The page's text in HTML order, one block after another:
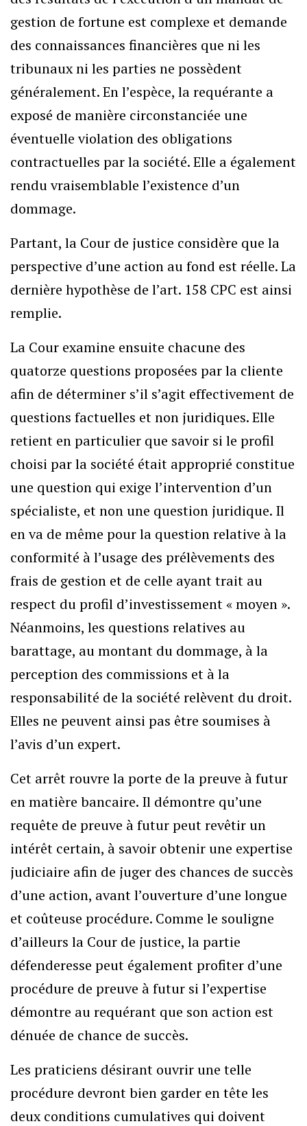
gestion de fortune est complexe et demande
des connaissances financières que ni les
tribunaux ni les parties ne possèdent
généralement. En l’espèce, la requérante a
exposé de manière circonstanciée une
éventuelle violation des obligations
contractuelles par la société. Elle a également
rendu vraisemblable l’existence d’un
dommage.
Partant, la Cour de justice considère que la
perspective d’une action au fond est réelle. La
dernière hypothèse de l’art. 158 CPC est ainsi
remplie.
La Cour examine ensuite chacune des
quatorze questions proposées par la cliente
afin de déterminer s’il s’agit effectivement de
questions factuelles et non juridiques. Elle
retient en particulier que savoir si le profil
choisi par la société était approprié constitue
une question qui exige l’intervention d’un
spécialiste, et non une question juridique. Il
en va de même pour la question relative à la
conformité à l’usage des prélèvements des
frais de gestion et de celle ayant trait au
respect du profil d’investissement « moyen ».
Néanmoins, les questions relatives au
barattage, au montant du dommage, à la
perception des commissions et à la
responsabilité de la société relèvent du droit.
Elles ne peuvent ainsi pas être soumises à
l’avis d’un expert.
Cet arrêt rouvre la porte de la preuve à futur
en matière bancaire. Il démontre qu’une
requête de preuve à futur peut revêtir un
intérêt certain, à savoir obtenir une expertise
judiciaire afin de juger des chances de succès
d’une action, avant l’ouverture d’une longue
et coûteuse procédure. Comme le souligne
d’ailleurs la Cour de justice, la partie
défenderesse peut également profiter d’une
procédure de preuve à futur si l’expertise
démontre au requérant que son action est
dénuée de chance de succès.
Les praticiens désirant ouvrir une telle
procédure devront bien garder en tête les
deux conditions cumulatives qui doivent